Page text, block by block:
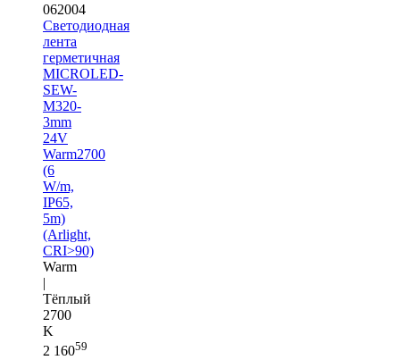
062004
Светодиодная
лента
герметичная
MICROLED-
SEW-
M320-
3mm
24V
Warm2700
(6
W/m,
IP65,
5m)
(Arlight,
CRI>90)
Warm
|
Тёплый
2700
K
2 16059